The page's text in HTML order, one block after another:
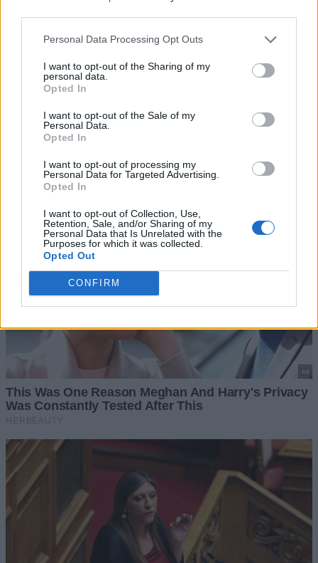
Personal Data Processing Opt Outs
I want to opt-out of the Sharing of my
personal data.
Opted In
I want to opt-out of the Sale of my
Personal Data.
Opted In
I want to opt-out of processing my
Personal Data for Targeted Advertising.
Opted In
I want to opt-out of Collection, Use,
Retention, Sale, and/or Sharing of my
Personal Data that Is Unrelated with the
Purposes for which it was collected.
Opted Out
CONFIRM